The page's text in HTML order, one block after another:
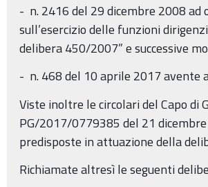
- n. 2416 del 29 dicembre 2008
sull’esercizio delle funzioni
delibera 450/2007” e successive
- n. 468 del 10 aprile 2017 avente
Viste inoltre le circolari del Capo
PG/2017/0779385 del 21
predisposte in attuazione della
Richiamate altresì le seguenti